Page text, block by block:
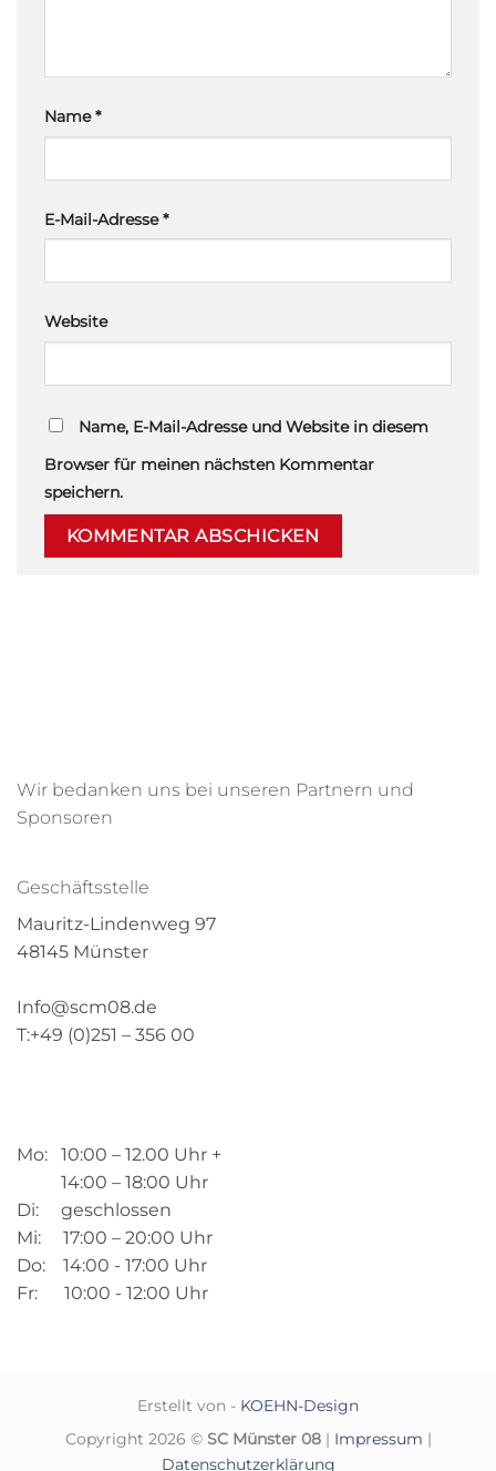
Name*
E-Mail-Adresse*
Website
Name, E-Mail-Adresse und Website in diesem
Browser für meinen nächsten Kommentar
speichern.
Wir bedanken uns bei unseren Partnern und
Sponsoren
Geschäftsstelle
Mauritz-Lindenweg 97
48145 Münster
Info@scm08.de
T:+49 (0)251 – 356 00
Mo: 10:00 – 12.00 Uhr +
14:00 – 18:00 Uhr
Di: geschlossen
Mi: 17:00 – 20:00 Uhr
Do: 14:00 - 17:00 Uhr
Fr: 10:00 - 12:00 Uhr
Erstellt von - KOEHN-Design
Copyright 2026 © SC Münster 08| Impressum |
Datenschutzerklärung